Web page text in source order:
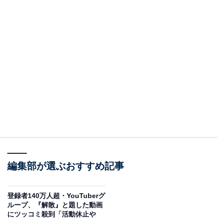
編集部が選ぶおすすめ記事
登録者140万人超・YouTuberグ
ループ、『解散』と題した動画
にツッコミ殺到「活動休止や